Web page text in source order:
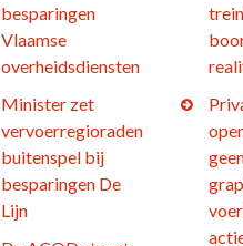
besparingen
Vlaamse
overheidsdiensten
Minister zet
vervoerregioraden
buitenspel bij
besparingen De
Lijn